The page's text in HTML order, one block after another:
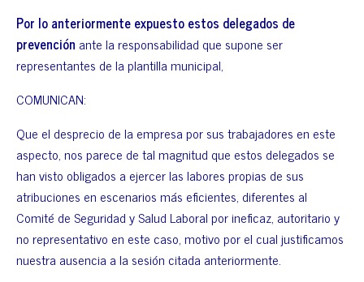
Por lo anteriormente expuesto estos delegados de
prevención ante la responsabilidad que supone ser
representantes de la plantilla municipal,
COMUNICAN:
Que el desprecio de la empresa por sus trabajadores en este
aspecto, nos parece de tal magnitud que estos delegados se
han visto obligados a ejercer las labores propias de sus
atribuciones en escenarios más eficientes, diferentes al
Comité de Seguridad y Salud Laboral por ineficaz, autoritario y
no representativo en este caso, motivo por el cual justificamos
nuestra ausencia a la sesión citada anteriormente.